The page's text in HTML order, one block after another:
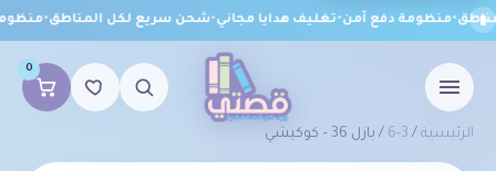
•منظومة دفع آمن•تغليف هدايا مجاني•شحن سريع لكل المناطق•
0
الرئيسية /
3-6 / بازل 36 – كوكيشي